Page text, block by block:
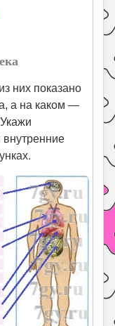
них показано
а на каком —
внутренние